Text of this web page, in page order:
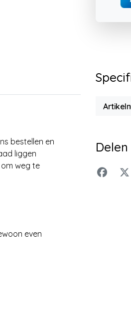
bestellen en
liggen
weg te
even
Delen